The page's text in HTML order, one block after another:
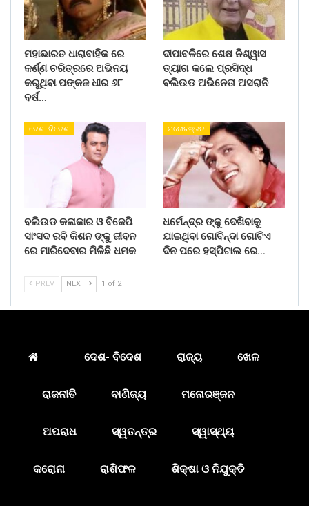
ମହାଭାରତ ଧାରାବାହିକ ରେ
କର୍ଣ୍ଣ ଚରିତ୍ରରେ ଅଭିନୟ
କରୁଥିବା ପଙ୍କଜ ଧୀର ୬୮
ବର୍ଷ…
ଦୀପାବଳିରେ ଶେଷ ନିଶ୍ୱାସ
ତ୍ୟାଗ କଲେ ପ୍ରସିଦ୍ଧ
ବଲିଉଡ ଅଭିନେତା ଅସରାନି
ଦେଶ- ବିଦେଶ
ବଲିଉଡ କଳାକାର ଓ ବିଜେପି
ସାଂସଦ ରବି କିଶନ ଙ୍କୁ ଜୀବନ
ରେ ମାରିଦେବାର ମିଳିଛି ଧମକ
ମନୋରଞ୍ଜନ
ଧର୍ମେନ୍ଦ୍ର ଙ୍କୁ ଦେଖିବାକୁ
ଯାଇଥିବା ଗୋବିନ୍ଦା ଗୋଟିଏ
ଦିନ ପରେ ହସ୍ପିଟାଲ ରେ…
PREV NEXT 1 of 2
ଦେଶ- ବିଦେଶ ରାଜ୍ୟ ଖେଳ
ରାଜନୀତି ବାଣିଜ୍ୟ ମନୋରଞ୍ଜନ
ଅପରାଧ ସ୍ୱତନ୍ତ୍ର ସ୍ୱାସ୍ଥ୍ୟ
କରୋନା ରାଶିଫଳ ଶିକ୍ଷା ଓ ନିଯୁକ୍ତି